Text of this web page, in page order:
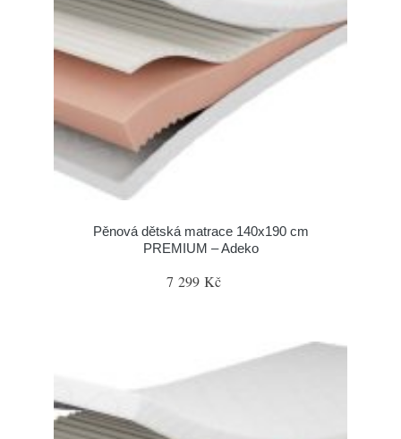
Pěnová dětská matrace 140x190 cm
PREMIUM – Adeko
7 299 Kč